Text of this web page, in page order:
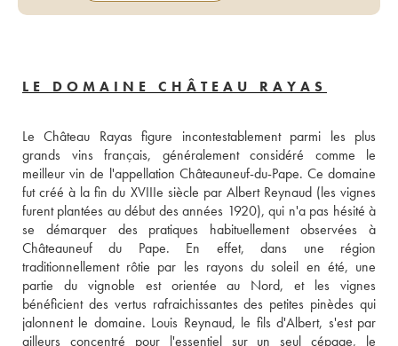
LE DOMAINE CHÂTEAU RAYAS
Le Château Rayas figure incontestablement parmi les plus
grands vins français, généralement considéré comme le
meilleur vin de l'appellation Châteauneuf-du-Pape. Ce domaine
fut créé à la fin du XVIIIe siècle par Albert Reynaud (les vignes
furent plantées au début des années 1920), qui n'a pas hésité à
se démarquer des pratiques habituellement observées à
Châteauneuf du Pape. En effet, dans une région
traditionnellement rôtie par les rayons du soleil en été, une
partie du vignoble est orientée au Nord, et les vignes
bénéficient des vertus rafraichissantes des petites pinèdes qui
jalonnent le domaine. Louis Reynaud, le fils d'Albert, s'est par
ailleurs concentré pour l'essentiel sur un seul cépage, le